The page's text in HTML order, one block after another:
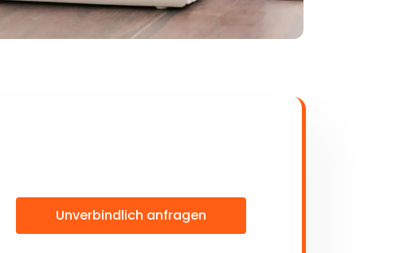
Unverbindlich anfragen